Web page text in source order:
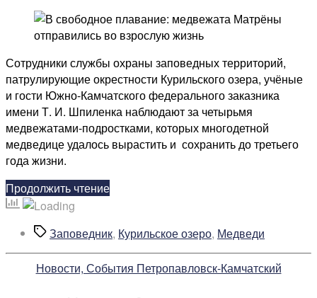
В
медвежата
Матрёны
отправились
во
взрослую
жизнь
Сотрудники службы охраны заповедных территорий,
патрулирующие окрестности Курильского озера, учёные
и гости Южно-Камчатского федерального заказника
имени Т. И. Шпиленка наблюдают за четырьмя
медвежатами-подростками, которых многодетной
медведице удалось вырастить и сохранить до третьего
года жизни.
Продолжить чтение«В
медвежата
Матрёны
отправились
МеткиЗаповедник, Курильское озеро, Медведи
Рубрики
Новости, События Петропавловск-Камчатский